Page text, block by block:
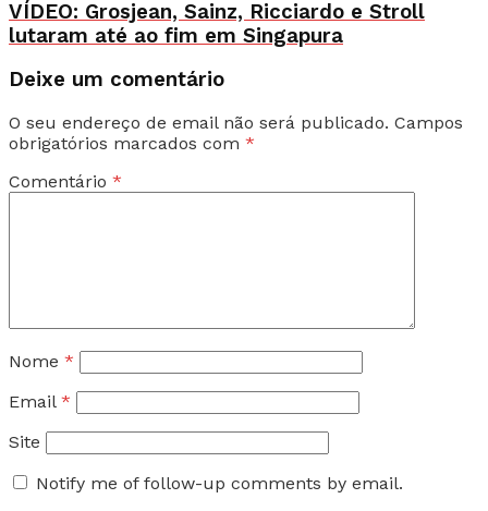
VÍDEO: Grosjean, Sainz, Ricciardo e Stroll
lutaram até ao fim em Singapura
Deixe um comentário
O seu endereço de email não será publicado. Campos
obrigatórios marcados com *
Comentário *
Nome *
Email *
Site
Notify me of follow-up comments by email.